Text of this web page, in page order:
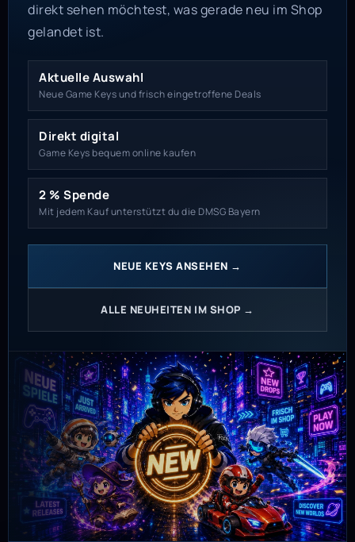
direkt sehen möchtest, was gerade neu im Shop
gelandet ist.
Aktuelle Auswahl
Neue Game Keys und frisch eingetroffene Deals
Direkt digital
Game Keys bequem online kaufen
2 % Spende
Mit jedem Kauf unterstützt du die DMSG Bayern
NEUE KEYS ANSEHEN →
ALLE NEUHEITEN IM SHOP →